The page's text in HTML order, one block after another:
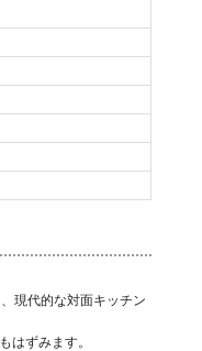
現代的な対面キッチン
はずみます。